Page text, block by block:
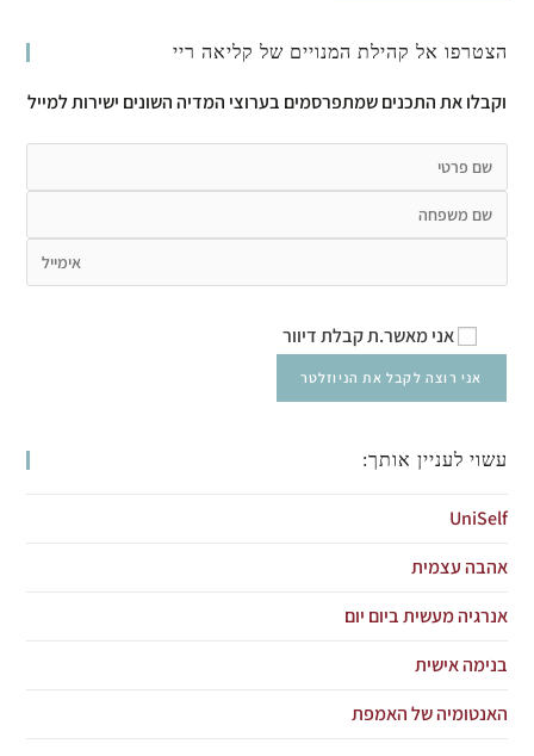
הצטרפו אל קהילת המנויים של קליאה ריי
וקבלו את התכנים שמתפרסמים בערוצי המדיה השונים ישירות למייל
אני מאשר.ת קבלת דיוור
עשוי לעניין אותך:
UniSelf
אהבה עצמית
אנרגיה מעשית ביום יום
בנימה אישית
האנטומיה של האמפת